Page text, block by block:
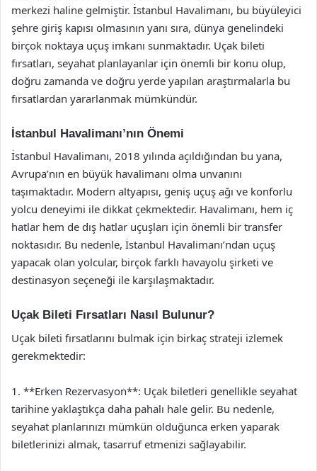
merkezi haline gelmiştir. İstanbul Havalimanı, bu büyüleyici
şehre giriş kapısı olmasının yanı sıra, dünya genelindeki
birçok noktaya uçuş imkanı sunmaktadır. Uçak bileti
fırsatları, seyahat planlayanlar için önemli bir konu olup,
doğru zamanda ve doğru yerde yapılan araştırmalarla bu
fırsatlardan yararlanmak mümkündür.
İstanbul Havalimanı’nın Önemi
İstanbul Havalimanı, 2018 yılında açıldığından bu yana,
Avrupa’nın en büyük havalimanı olma unvanını
taşımaktadır. Modern altyapısı, geniş uçuş ağı ve konforlu
yolcu deneyimi ile dikkat çekmektedir. Havalimanı, hem iç
hatlar hem de dış hatlar uçuşları için önemli bir transfer
noktasıdır. Bu nedenle, İstanbul Havalimanı’ndan uçuş
yapacak olan yolcular, birçok farklı havayolu şirketi ve
destinasyon seçeneği ile karşılaşmaktadır.
Uçak Bileti Fırsatları Nasıl Bulunur?
Uçak bileti fırsatlarını bulmak için birkaç strateji izlemek
gerekmektedir:
1. **Erken Rezervasyon**: Uçak biletleri genellikle seyahat
tarihine yaklaştıkça daha pahalı hale gelir. Bu nedenle,
seyahat planlarınızı mümkün olduğunca erken yaparak
biletlerinizi almak, tasarruf etmenizi sağlayabilir.